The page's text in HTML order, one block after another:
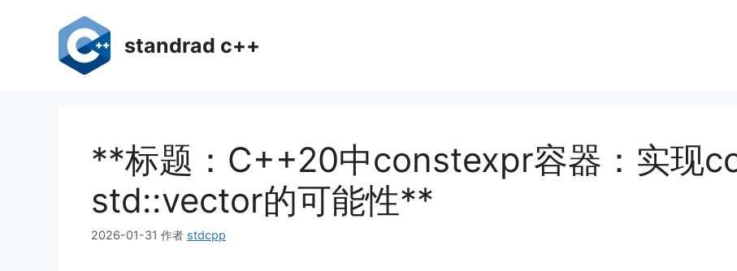
standrad c++
**标题：C++20中constexpr容器：实现
std::vector的可能性**
2026-01-31 作者 stdcpp